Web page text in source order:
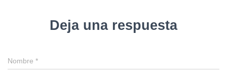
Deja una respuesta
Nombre *